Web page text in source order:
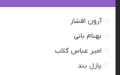
آرون افشار
بهنام بانی
امیر عباس گلاب
پازل بند